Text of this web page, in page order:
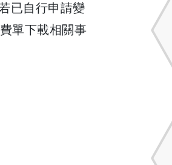
已自行申請變
單下載相關事